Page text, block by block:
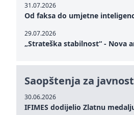
Saopštenja za javnost
30.06.2026
31.07.2026
29.07.2026